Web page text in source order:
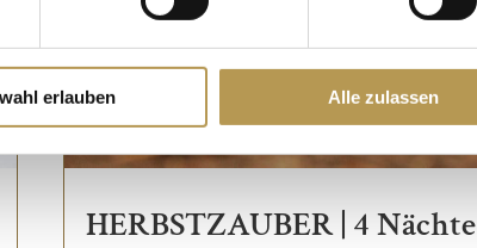
erlauben Alle zulassen
HERBSTZAUBER | 4 Nächte